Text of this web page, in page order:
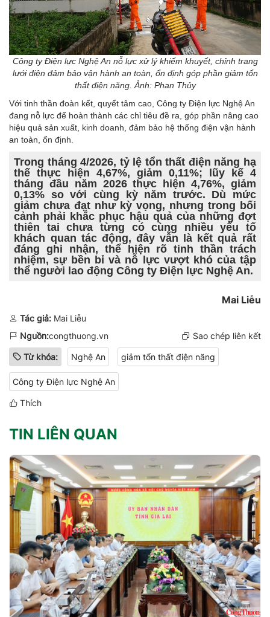
Công ty Điện lực Nghệ An nỗ lực xử lý khiếm khuyết, chỉnh trang
lưới điện đảm bảo vận hành an toàn, ổn định góp phần giảm tổn
thất điện năng. Ảnh: Phan Thủy
Với tinh thần đoàn kết, quyết tâm cao, Công ty Điện lực Nghệ An
đang nỗ lực để hoàn thành các chỉ tiêu đề ra, góp phần nâng cao
hiệu quả sản xuất, kinh doanh, đảm bảo hệ thống điện vận hành
an toàn , ổn định.
Trong tháng 4/2026, tỷ lệ tổn thất điện năng hạ
thế thực hiện 4,67%, giảm 0,11%; lũy kế 4
tháng đầu năm 2026 thực hiện 4,76%, giảm
0,13% so với cùng kỳ năm trước. Dù mức
giảm chưa đạt như kỳ vọng, nhưng trong bối
cảnh phải khắc phục hậu quả của những đợt
thiên tai chưa từng có cùng nhiều yếu tố
khách quan tác động, đây vẫn là kết quả rất
đáng ghi nhận, thể hiện rõ tinh thần trách
nhiệm, sự bền bỉ và nỗ lực vượt khó của tập
thể người lao động Công ty Điện lực Nghệ An.
Mai Liễu
Tác giả: Mai Liễu
Nguồn:congthuong.vn Sao chép liên kết
Từ khóa: Nghệ An giảm tổn thất điện năng
Công ty Điện lực Nghệ An
Thích
TIN LIÊN QUAN